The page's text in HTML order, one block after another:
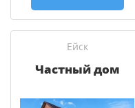
Ейск
Частный дом